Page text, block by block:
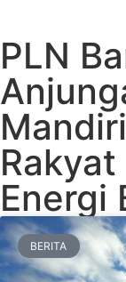
PLN
Energi
BERITA